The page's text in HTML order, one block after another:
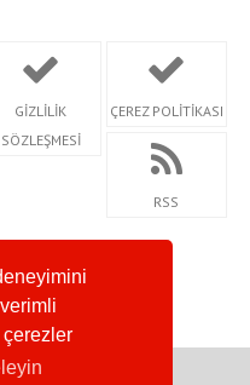
çerezler
GİZLİLİK
SÖZLEŞMESİ
ÇEREZ POLİTİKASI
RSS